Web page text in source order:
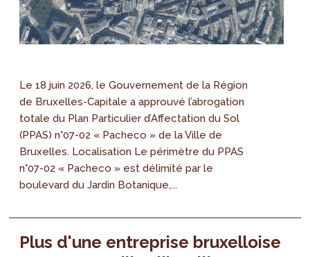
Le 18 juin 2026, le Gouvernement de la Région
de Bruxelles-Capitale a approuvé l’abrogation
totale du Plan Particulier d’Affectation du Sol
(PPAS) n°07-02 « Pacheco » de la Ville de
Bruxelles. Localisation Le périmètre du PPAS
n°07-02 « Pacheco » est délimité par le
boulevard du Jardin Botanique,...
Plus d'une entreprise bruxelloise